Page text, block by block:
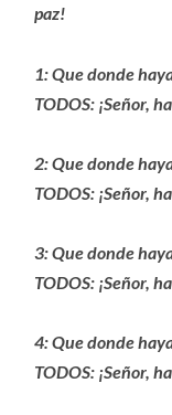
paz!
1: Que donde
TODOS: ¡Señor,
2: Que donde
TODOS: ¡Señor,
3: Que donde
TODOS: ¡Señor,
4: Que donde
TODOS: ¡Señor,